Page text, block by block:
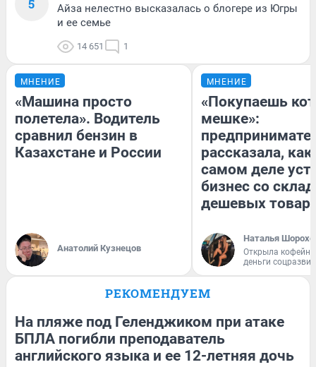
5
Айза нелестно высказалась о блогере из Югры
и ее семье
14 651 1
МНЕНИЕ
«Машина просто
полетела». Водитель
сравнил бензин в
Казахстане и России
Анатолий Кузнецов
МНЕНИЕ
«Покупаешь
мешке»:
рассказала, как
самом деле
бизнес со
дешевых
Наталья
Открыла
деньги
РЕКОМЕНДУЕМ
На пляже под Геленджиком при атаке
БПЛА погибли преподаватель
английского языка и ее 12-летняя дочь